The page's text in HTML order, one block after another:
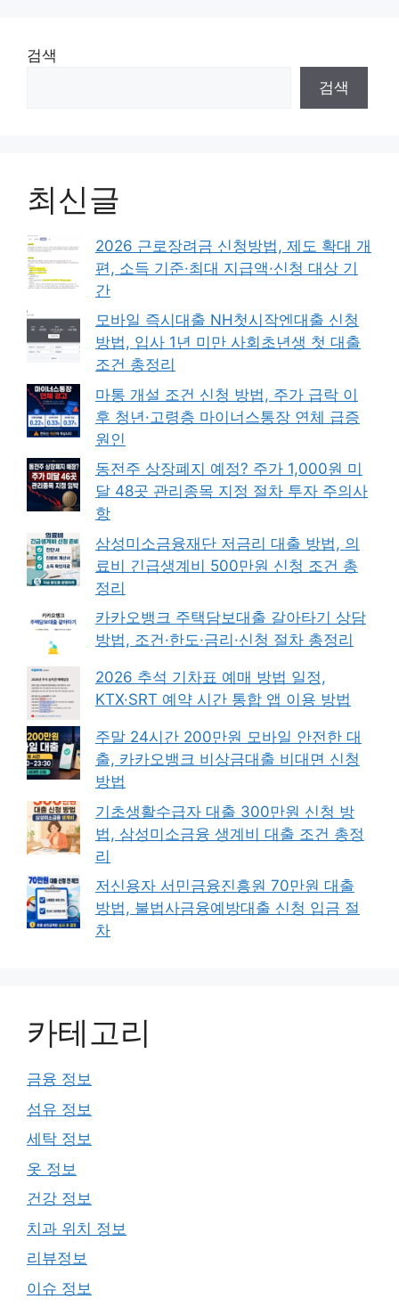
검색
검색
최신글
2026 근로장려금 신청방법, 제도 확대 개
편, 소득 기준·최대 지급액·신청 대상 기
간
모바일 즉시대출 NH첫시작엔대출 신청
방법, 입사 1년 미만 사회초년생 첫 대출
조건 총정리
마통 개설 조건 신청 방법, 주가 급락 이
후 청년·고령층 마이너스통장 연체 급증
원인
동전주 상장폐지 예정? 주가 1,000원 미
달 48곳 관리종목 지정 절차 투자 주의사
항
삼성미소금융재단 저금리 대출 방법, 의
료비 긴급생계비 500만원 신청 조건 총
정리
카카오뱅크 주택담보대출 갈아타기 상담
방법, 조건·한도·금리·신청 절차 총정리
2026 추석 기차표 예매 방법 일정,
KTX·SRT 예약 시간 통합 앱 이용 방법
주말 24시간 200만원 모바일 안전한 대
출, 카카오뱅크 비상금대출 비대면 신청
방법
기초생활수급자 대출 300만원 신청 방
법, 삼성미소금융 생계비 대출 조건 총정
리
저신용자 서민금융진흥원 70만원 대출
방법, 불법사금융예방대출 신청 입금 절
차
카테고리
금융 정보
섬유 정보
세탁 정보
옷 정보
건강 정보
치과 위치 정보
리뷰정보
이슈 정보